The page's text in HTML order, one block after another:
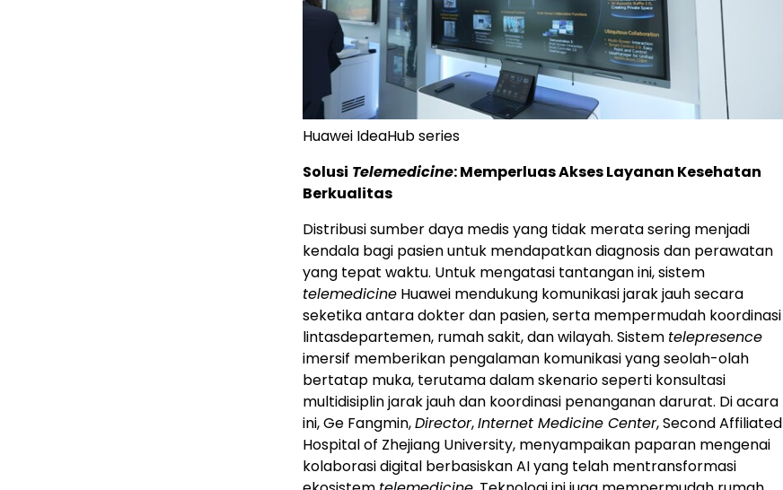
Huawei IdeaHub series
Solusi Telemedicine: Memperluas Akses Layanan Kesehatan
Berkualitas
Distribusi sumber daya medis yang tidak merata sering menjadi
kendala bagi pasien untuk mendapatkan diagnosis dan perawatan
yang tepat waktu. Untuk mengatasi tantangan ini, sistem
telemedicine Huawei mendukung komunikasi jarak jauh secara
seketika antara dokter dan pasien, serta mempermudah koordinasi
lintasdepartemen, rumah sakit, dan wilayah. Sistem telepresence
imersif memberikan pengalaman komunikasi yang seolah-olah
bertatap muka, terutama dalam skenario seperti konsultasi
multidisiplin jarak jauh dan koordinasi penanganan darurat. Di acara
ini, Ge Fangmin,Director,Internet Medicine Center, Second Affiliated
Hospital of Zhejiang University, menyampaikan paparan mengenai
kolaborasi digital berbasiskan AI yang telah mentransformasi